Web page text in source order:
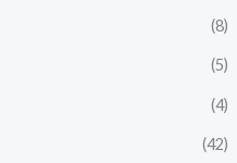
(8)
(5)
(4)
(42)